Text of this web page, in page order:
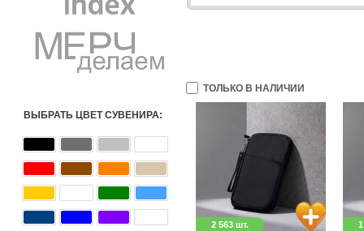
ВЫБРАТЬ ЦВЕТ СУВЕНИРА:
ТОЛЬКО В НАЛИЧИИ
2 563 шт.